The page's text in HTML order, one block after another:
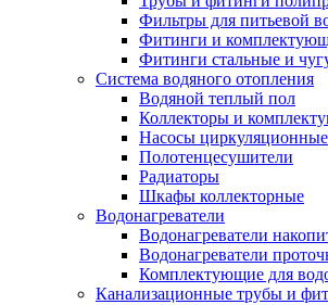
Фильтры для питьевой
Фитинги и
Фитинги стальные и
Система водяного отопления
Водяной теплый пол
Коллекторы и
Насосы циркуляционные
Полотенцесушители
Радиаторы
Шкафы коллекторные
Водонагреватели
Водонагреватели
Водонагреватели
Комплектующие для
Канализационные трубы и